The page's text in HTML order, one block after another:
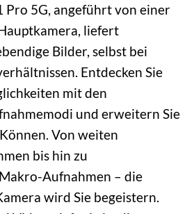
Pro 5G, angeführt von einer
liefert
Bilder, selbst bei
Entdecken Sie
mit den
und erweitern Sie
Von weiten
bis hin zu
Aufnahmen – die
wird Sie begeistern.